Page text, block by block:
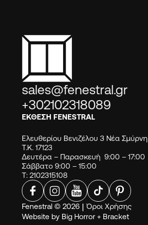
sales@fenestral.gr
+302102318089
ΕΚΘΕΣΗ FENESTRAL
Ελευθερίου Βενιζέλου 3 Νέα Σμύρνη
Τ.Κ. 17123
Δευτέρα – Παρασκευή 9:00 – 17:00
Σάββατο 9:00 – 15:00
Τ: 2102315108
Fenestral © 2026 | Όροι Χρήσης
Website by Big Horror + Bracket